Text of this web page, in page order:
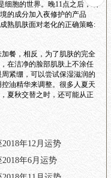
细胞的世界。晚11点之后，细
的成分加入夜修护的产品
熟肌肤面对老化的正确策略:
餐，相反，为了肌肤的完全
在洁净的脸部肌肤上不涂任
紧绷，可以尝试保湿滋润的
油精华来调整。很多人夏天
夏秋交替之时，还可能从正
2018年12月运势
2018年6月运势